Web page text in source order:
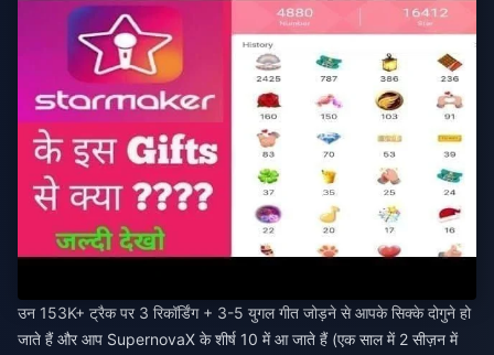
उन 153K+ ट्रैक पर 3 रिकॉर्डिंग + 3-5 युगल गीत जोड़ने से आपके सिक्के दोगुने हो
जाते हैं और आप SupernovaX के शीर्ष 10 में आ जाते हैं (एक साल में 2 सीज़न में